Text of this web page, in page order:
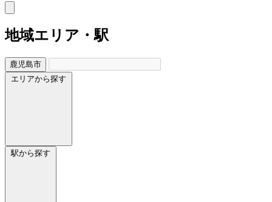
地域エリア・駅
鹿児島市
エリアから探す
駅から探す